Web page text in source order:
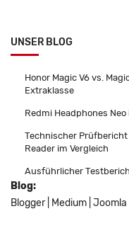
UNSER BLOG
Honor Magic V6 vs.
Extraklasse
Redmi Headphones
Technischer Prüfbericht
Reader im Vergleich
Ausführlicher
Blog:
Blogger
Medium Joomla